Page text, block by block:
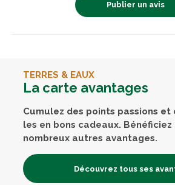
Publier un avis
TERRES & EAUX
La carte avantages
Cumulez des points passions et
les en bons cadeaux.
nombreux autres avantages.
Découvrez tous ses